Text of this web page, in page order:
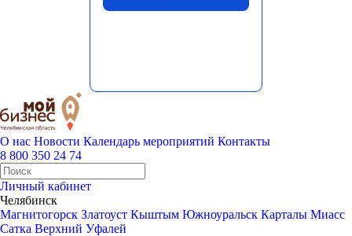
О нас Новости Календарь мероприятий Контакты
8 800 350 24 74
Личный кабинет
Челябинск
Магнитогорск Златоуст Кыштым Южноуральск Карталы Миасс
Сатка Верхний Уфалей